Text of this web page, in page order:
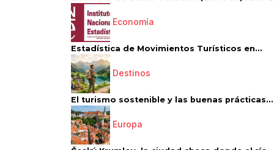
Economía
Estadística de Movimientos Turísticos en...
Destinos
El turismo sostenible y las buenas prácticas...
Europa